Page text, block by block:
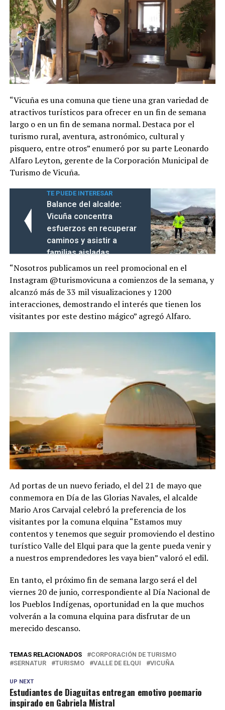
“Vicuña es una comuna que tiene una gran variedad de
atractivos turísticos para ofrecer en un fin de semana
largo o en un fin de semana normal. Destaca por el
turismo rural, aventura, astronómico, cultural y
pisquero, entre otros” enumeró por su parte Leonardo
Alfaro Leyton, gerente de la Corporación Municipal de
Turismo de Vicuña.
TE PUEDE INTERESAR
Balance del alcalde:
Vicuña concentra
esfuerzos en recuperar
caminos y asistir a
familias aisladas
“Nosotros publicamos un reel promocional en el
Instagram @turismovicuna a comienzos de la semana, y
alcanzó más de 33 mil visualizaciones y 1200
interacciones, demostrando el interés que tienen los
visitantes por este destino mágico” agregó Alfaro.
Ad portas de un nuevo feriado, el del 21 de mayo que
conmemora en Día de las Glorias Navales, el alcalde
Mario Aros Carvajal celebró la preferencia de los
visitantes por la comuna elquina “Estamos muy
contentos y tenemos que seguir promoviendo el destino
turístico Valle del Elqui para que la gente pueda venir y
a nuestros emprendedores les vaya bien” valoró el edil.
En tanto, el próximo fin de semana largo será el del
viernes 20 de junio, correspondiente al Día Nacional de
los Pueblos Indígenas, oportunidad en la que muchos
volverán a la comuna elquina para disfrutar de un
merecido descanso.
TEMAS RELACIONADOS
CORPORACIÓN DE TURISMO
SERNATUR
TURISMO VALLE DE ELQUI VICUÑA
UP NEXT
Estudiantes de Diaguitas entregan emotivo poemario
inspirado en Gabriela Mistral